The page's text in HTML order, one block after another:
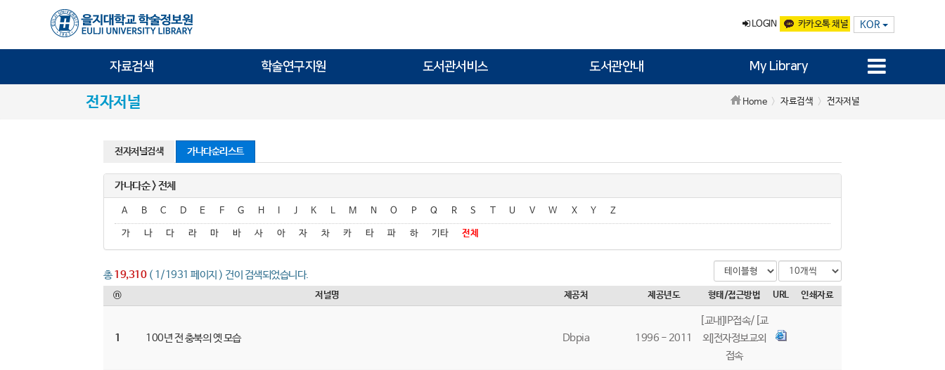
LOGIN 카카오톡 채널 KOR
자료검색 학술연구지원 도서관서비스 도서관안내 My Library
전자저널 Home 자료검색 전자저널
전자저널검색 가나다순리스트
가나다순 > 전체
A B C D E F G H I J K L M N O P Q R S T U V W X Y Z
가 나 다 라 마 바 사 아 자 차 카 타 파 하 기타 전체
총19,310( 1/1931 페이지 ) 건이 검색되었습니다.
정렬 선택 리스트수 선택
ⓝ 저널명 제공처 제공년도 형태/접근방법 URL 인쇄자료
1 100년 전 충북의 옛 모습 Dbpia 1996 - 2011
[교내]IP접속/[교
외]전자정보교외
접속